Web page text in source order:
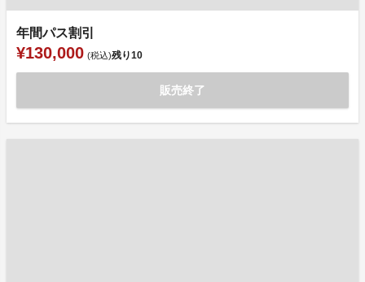
年間パス割引
¥130,000 (税込)残り10
販売終了